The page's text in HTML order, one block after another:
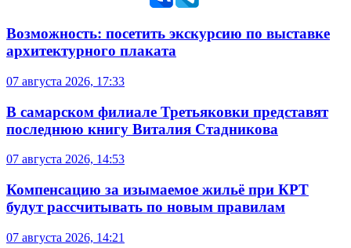
Возможность: посетить экскурсию по выставке
архитектурного плаката
07 августа 2026, 17:33
В самарском филиале Третьяковки представят
последнюю книгу Виталия Стадникова
07 августа 2026, 14:53
Компенсацию за изымаемое жильё при КРТ
будут рассчитывать по новым правилам
07 августа 2026, 14:21